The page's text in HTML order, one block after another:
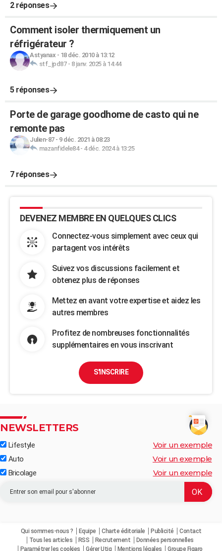
2 réponses
Comment isoler thermiquement un
réfrigérateur ?
Astyanax - 18 déc. 2010 à 13:12
stf_jpd87- 8 janv. 2025 à 14:44
5 réponses
Porte de garage goodhome de casto qui ne
remonte pas
Julien-87- 9 déc. 2021 à 08:23
mazanfidele84- 4 déc. 2024 à 13:25
7 réponses
DEVENEZ MEMBRE EN QUELQUES CLICS
Connectez-vous simplement avec ceux qui
partagent vos intérêts
Suivez vos discussions facilement et
obtenez plus de réponses
Mettez en avant votre expertise et aidez les
autres membres
Profitez de nombreuses fonctionnalités
supplémentaires en vous inscrivant
S'INSCRIRE
NEWSLETTERS
Lifestyle Voir un exemple
Auto Voir un exemple
Bricolage Voir un exemple
Qui sommes-nous ? Equipe Charte éditoriale Publicité
Contact
Tous les articles
RSS Recrutement
Données personnelles
Paramétrer les cookies
Gérer Utiq Mentions légales Groupe Figaro